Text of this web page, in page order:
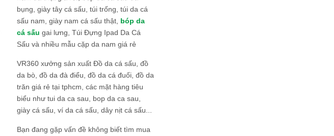
bụng, giày tây cá sấu, túi trống, túi da cá
sấu nam, giày nam cá sấu thật, bóp da
cá sấu gai lưng, Túi Đựng Ipad Da Cá
Sấu và nhiều mẫu cặp da nam giá rẻ
VR360 xưởng sản xuất Đồ da cá sấu, đồ
da bò, đồ da đà điểu, đồ da cá đuối, đồ da
trăn giá rẻ tại tphcm, các mặt hàng tiêu
biểu như tui da ca sau, bop da ca sau,
giày cá sấu, ví da cá sấu, dây nịt cá sấu...
Bạn đang gặp vấn đề không biết tìm mua